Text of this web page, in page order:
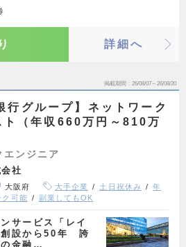
詳細へ
掲載期間 26/08/07～26/08/20
行グループ】ネットワーク
ト（年収660万円～810万
エンジニア
社
大阪府 大手企業 土日祝休み
年
ク可能 副業してもOK
サービス「レイ
創設から50年 誇
の金融…